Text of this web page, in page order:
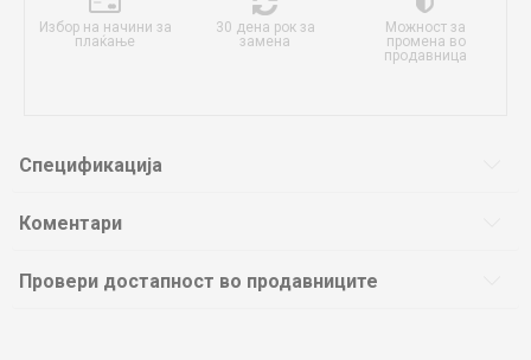
Избор на начини за
плаќање
30 дена рок за
замена
Можност за
промена во
продавница
Спецификација
Коментари
Провери достапност во продавниците